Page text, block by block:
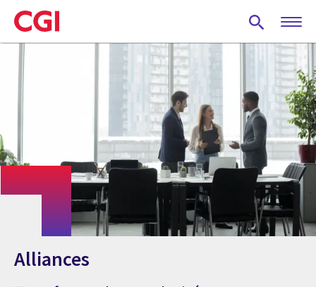
Skip
to
main
content
Alliances